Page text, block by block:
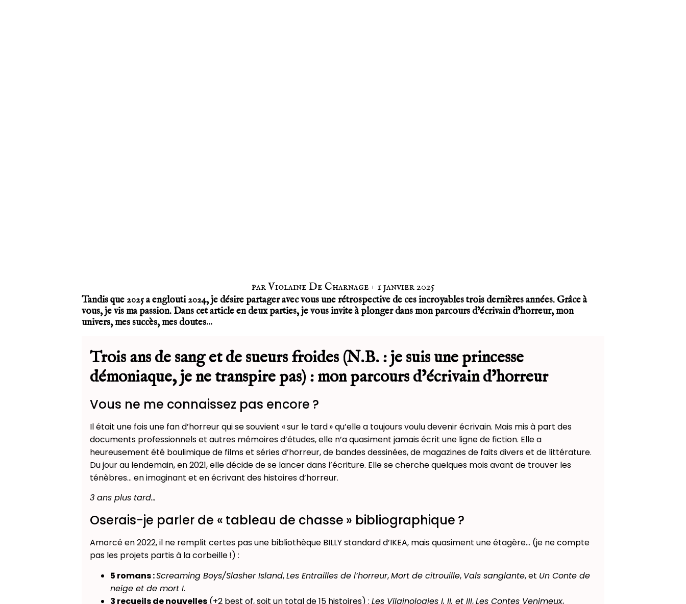
parViolaine De Charnage 1 janvier 2025
Tandis que 2025 a englouti 2024, je désire partager avec vous une rétrospective de ces incroyables trois dernières années. Grâce à
vous, je vis ma passion. Dans cet article en deux parties, je vous invite à plonger dans mon parcours d’écrivain d’horreur, mon
univers, mes succès, mes doutes…
Trois ans de sang et de sueurs froides (N.B. : je suis une princesse
démoniaque, je ne transpire pas) : mon parcours d’écrivain d’horreur
Vous ne me connaissez pas encore ?
Il était une fois une fan d’horreur qui se souvient « sur le tard » qu’elle a toujours voulu devenir écrivain. Mais mis à part des
documents professionnels et autres mémoires d’études, elle n’a quasiment jamais écrit une ligne de fiction. Elle a
heureusement été boulimique de films et séries d’horreur, de bandes dessinées, de magazines de faits divers et de littérature.
Du jour au lendemain, en 2021, elle décide de se lancer dans l’écriture. Elle se cherche quelques mois avant de trouver les
ténèbres… en imaginant et en écrivant des histoires d’horreur.
3 ans plus tard…
Oserais-je parler de « tableau de chasse » bibliographique ?
Amorcé en 2022, il ne remplit certes pas une bibliothèque BILLY standard d’IKEA, mais quasiment une étagère… (je ne compte
pas les projets partis à la corbeille !) :
5 romans :Screaming Boys/Slasher Island,Les Entrailles de l’horreur,Mort de citrouille, Vals sanglante, et Un Conte de
neige et de mort I.
3 recueils de nouvelles (+2 best of, soit un total de 15 histoires) : Les Vilainologies I, II, et III,Les Contes Venimeux,